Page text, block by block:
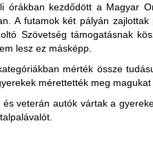
kezdődött a Magyar
futamok két pályán zajlottak
Szövetség támogatásnak
lesz ez másképp.
mérték össze
mérettették meg
veterán autók vártak a